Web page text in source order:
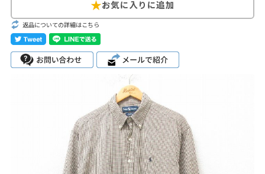
ラルフ ローレン ザ・ノース・フェ
イス
チャンピオン
カーハート ディッキーズ
リーバイス ラッセル・アスレ
チック
カ行 サ行
タ行
返品についての詳細はこちら